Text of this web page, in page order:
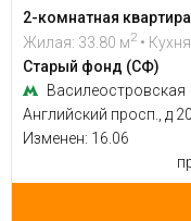
2-комнатная
Жилая: 33.80 м2 •
Старый фонд (СФ)
Василеостровская
Английский просп., д 20
Изменен: 16.06